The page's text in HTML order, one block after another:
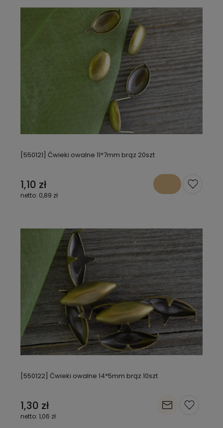
[550121] Ćwieki owalne 11*7mm brąz 20szt
1,10 zł
0,89 zł
[550122] Ćwieki owalne 14*5mm brąz 10szt
1,30 zł
1,06 zł